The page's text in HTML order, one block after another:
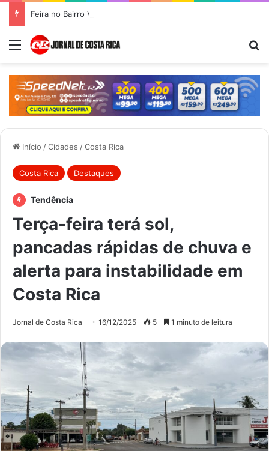
Menu
Início /Cidades /Costa Rica
Costa Rica Destaques
Tendência
Terça-feira terá sol,
pancadas rápidas de chuva e
alerta para instabilidade em
Costa Rica
Jornal de Costa Rica 16/12/2025 5 1 minuto de leitura